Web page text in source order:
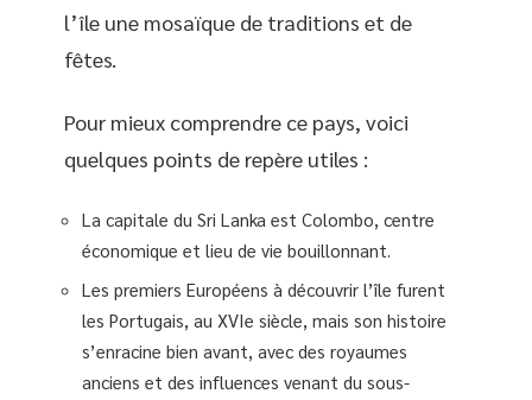
l’île une mosaïque de traditions et de
fêtes.
Pour mieux comprendre ce pays, voici
quelques points de repère utiles :
La capitale du Sri Lanka est Colombo, centre
économique et lieu de vie bouillonnant.
Les premiers Européens à découvrir l’île furent
les Portugais, au XVIe siècle, mais son histoire
s’enracine bien avant, avec des royaumes
anciens et des influences venant du sous-